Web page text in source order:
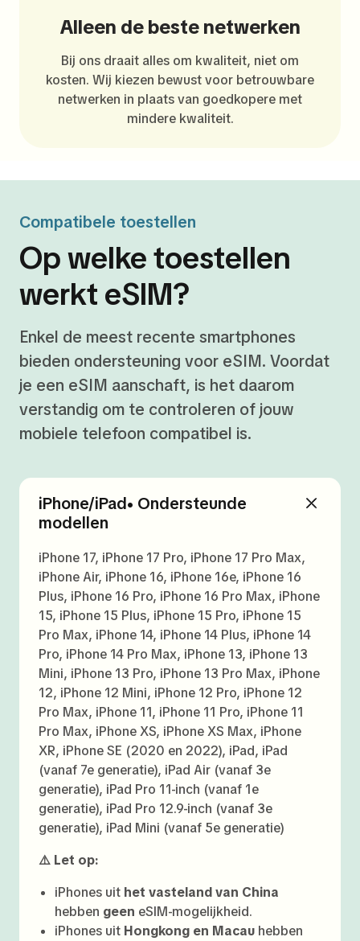
Alleen de beste netwerken
Bij ons draait alles om kwaliteit, niet om
kosten. Wij kiezen bewust voor betrouwbare
netwerken in plaats van goedkopere met
mindere kwaliteit.
Compatibele toestellen
Op welke toestellen
werkt eSIM?
Enkel de meest recente smartphones
bieden ondersteuning voor eSIM. Voordat
je een eSIM aanschaft, is het daarom
verstandig om te controleren of jouw
mobiele telefoon compatibel is.
iPhone/iPad• Ondersteunde
modellen
iPhone 17, iPhone 17 Pro, iPhone 17 Pro Max,
iPhone Air, iPhone 16, iPhone 16e, iPhone 16
Plus, iPhone 16 Pro, iPhone 16 Pro Max, iPhone
15, iPhone 15 Plus, iPhone 15 Pro, iPhone 15
Pro Max, iPhone 14, iPhone 14 Plus, iPhone 14
Pro, iPhone 14 Pro Max, iPhone 13, iPhone 13
Mini, iPhone 13 Pro, iPhone 13 Pro Max, iPhone
12, iPhone 12 Mini, iPhone 12 Pro, iPhone 12
Pro Max, iPhone 11, iPhone 11 Pro, iPhone 11
Pro Max, iPhone XS, iPhone XS Max, iPhone
XR, iPhone SE (2020 en 2022), iPad, iPad
(vanaf 7e generatie), iPad Air (vanaf 3e
generatie), iPad Pro 11-inch (vanaf 1e
generatie), iPad Pro 12.9-inch (vanaf 3e
generatie), iPad Mini (vanaf 5e generatie)
⚠️ Let op:
iPhones uit het vasteland van China
hebben geen eSIM-mogelijkheid.
iPhones uit Hongkong en Macau hebben